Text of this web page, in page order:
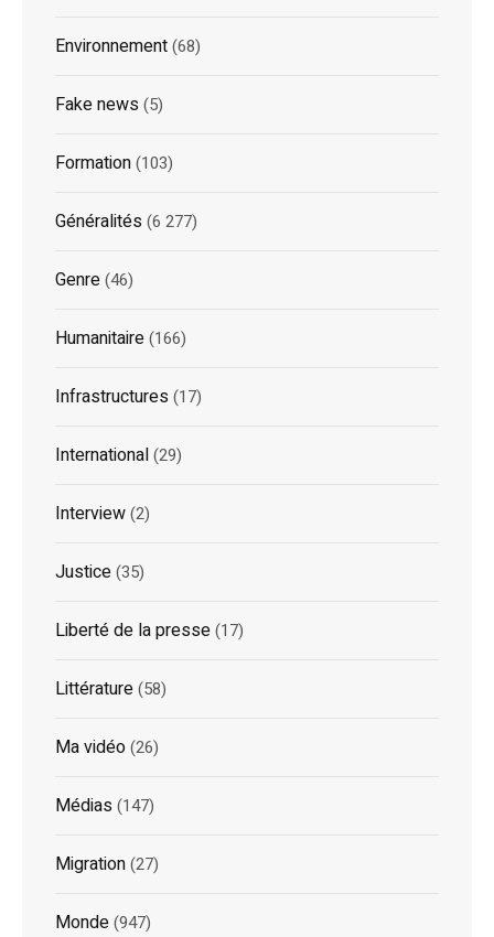
Environnement(68)
Fake news(5)
Formation(103)
Généralités(6 277)
Genre(46)
Humanitaire(166)
Infrastructures(17)
International(29)
Interview(2)
Justice(35)
Liberté de la presse(17)
Littérature(58)
Ma vidéo(26)
Médias(147)
Migration(27)
Monde(947)